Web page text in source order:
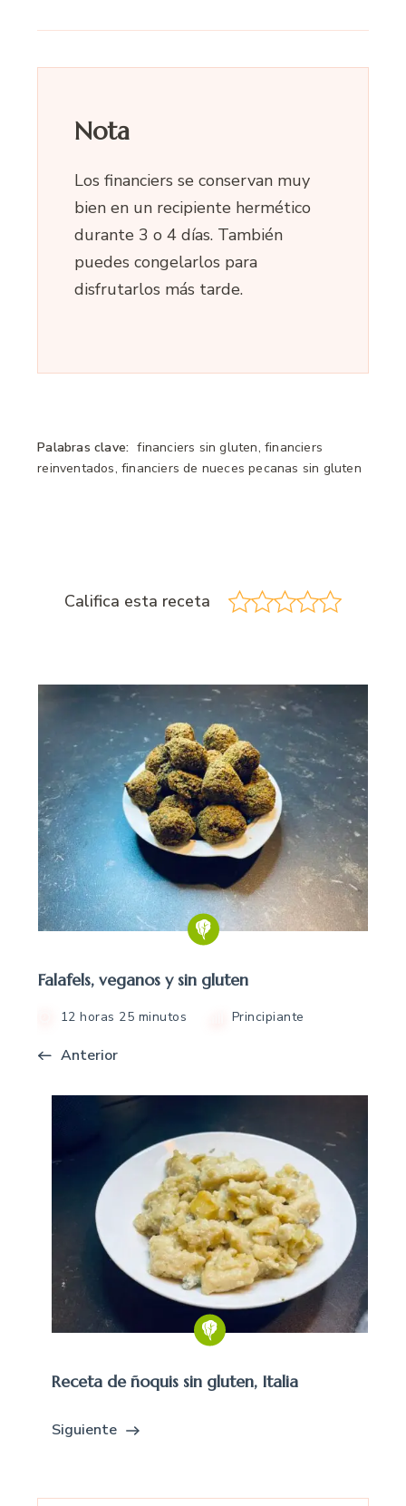
Nota
Los financiers se conservan muy
bien en un recipiente hermético
durante 3 o 4 días. También
puedes congelarlos para
disfrutarlos más tarde.
Palabras clave: financiers sin gluten, financiers
reinventados, financiers de nueces pecanas sin gluten
Califica esta receta
Falafels, veganos y sin gluten
12 horas 25 minutos Principiante
Anterior
Receta de ñoquis sin gluten, Italia
Siguiente